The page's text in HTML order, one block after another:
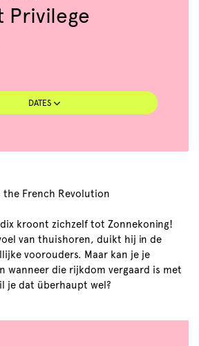
Privilege
DATES
the French Revolution
kroont zichzelf tot Zonnekoning!
van thuishoren, duikt hij in de
voorouders. Maar kan je je
wanneer die rijkdom vergaard is met
je dat überhaupt wel?